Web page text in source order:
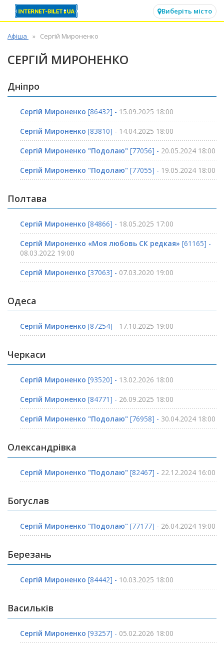
Виберіть місто
Афіша Сергій Мироненко
СЕРГІЙ МИРОНЕНКО
Дніпро
Сергій Мироненко [86432] - 15.09.2025 18:00
Сергій Мироненко [83810] - 14.04.2025 18:00
Сергій Мироненко "Подолаю" [77056] - 20.05.2024 18:00
Сергій Мироненко "Подолаю" [77055] - 19.05.2024 18:00
Полтава
Сергій Мироненко [84866] - 18.05.2025 17:00
Сергій Мироненко «Моя любовь СК редкая» [61165] -
08.03.2022 19:00
Сергій Мироненко [37063] - 07.03.2020 19:00
Одеса
Сергій Мироненко [87254] - 17.10.2025 19:00
Черкаси
Сергій Мироненко [93520] - 13.02.2026 18:00
Сергій Мироненко [84771] - 26.09.2025 18:00
Сергій Мироненко "Подолаю" [76958] - 30.04.2024 18:00
Олександрівка
Сергій Мироненко "Подолаю" [82467] - 22.12.2024 16:00
Богуслав
Сергій Мироненко "Подолаю" [77177] - 26.04.2024 19:00
Березань
Сергій Мироненко [84442] - 10.03.2025 18:00
Васильків
Сергій Мироненко [93257] - 05.02.2026 18:00